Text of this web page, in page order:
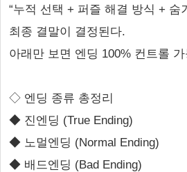
“누적 선택 + 퍼즐 해결 방식 + 숨
최종 결말이 결정된다.
아래만 보면 엔딩 100% 컨트롤
◇ 엔딩 종류 총정리
◆ 진엔딩 (True Ending)
◆ 노멀엔딩 (Normal Ending)
◆ 배드엔딩 (Bad Ending)